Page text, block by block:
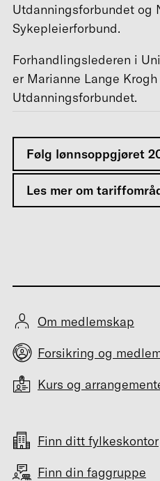
Utdanningsforbundet og
Sykepleierforbund.
Forhandlingslederen i
er Marianne Lange
Utdanningsforbundet.
Norsk
Norsk
Det norske
Spir:1
Følg lønnsoppgjøret
Les mer om
Om medlemskap
Forsikring og
Kurs og
Finn ditt fylkeskontor
Finn din faggruppe